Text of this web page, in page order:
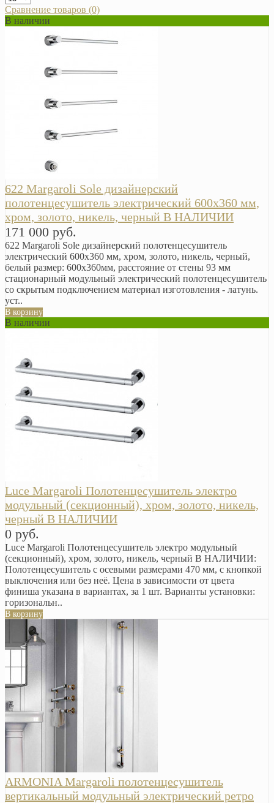
Сравнение товаров (0)
В наличии
622 Margaroli Sole дизайнерский
полотенцесушитель электрический 600х360 мм,
хром, золото, никель, черный В НАЛИЧИИ
171 000 руб.
622 Margaroli Sole дизайнерский полотенцесушитель
электрический 600х360 мм, хром, золото, никель, черный,
белый размер: 600х360мм, расстояние от стены 93 мм
стационарный модульный электрический полотенцесушитель
со скрытым подключением материал изготовления - латунь.
уст..
В корзину
В наличии
Luce Margaroli Полотенцесушитель электро
модульный (секционный), хром, золото, никель,
черный В НАЛИЧИИ
0 руб.
Luce Margaroli Полотенцесушитель электро модульный
(секционный), хром, золото, никель, черный В НАЛИЧИИ:
Полотенцесушитель с осевыми размерами 470 мм, с кнопкой
выключения или без неё. Цена в зависимости от цвета
финиша указана в вариантах, за 1 шт. Варианты установки:
горизональн..
В корзину
ARMONIA Margaroli полотенцесушитель
вертикальный модульный электрический ретро